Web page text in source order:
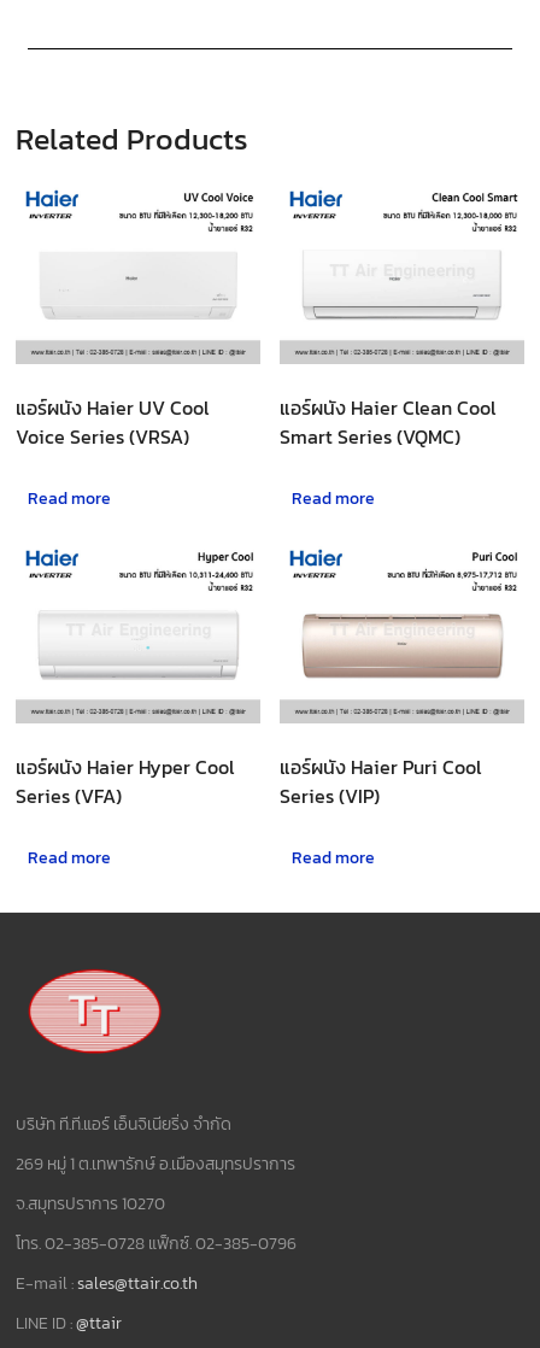
Related Products
แอร์ผนัง Haier UV Cool
Voice Series (VRSA)
Read more
แอร์ผนัง Haier Clean Cool
Smart Series (VQMC)
Read more
แอร์ผนัง Haier Hyper Cool
Series (VFA)
Read more
แอร์ผนัง Haier Puri Cool
Series (VIP)
Read more
บริษัท ที.ที.แอร์ เอ็นจิเนียริ่ง จำกัด
269 หมู่ 1 ต.เทพารักษ์ อ.เมืองสมุทรปราการ
จ.สมุทรปราการ 10270
โทร. 02-385-0728 แฟ็กซ์. 02-385-0796
E-mail :sales@ttair.co.th
LINE ID :@ttair